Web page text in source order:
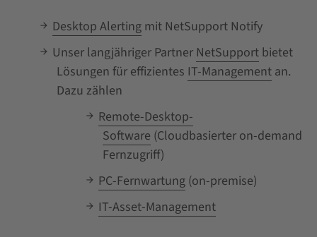
Desktop Alertingmit NetSupport Notify
Unser langjähriger Partner NetSupportbietet
Lösungen für effizientes IT-Management an.
Dazu zählen
Remote-Desktop-
Software (Cloudbasierter on-demand
Fernzugriff)
PC-Fernwartung(on-premise)
IT-Asset-Management